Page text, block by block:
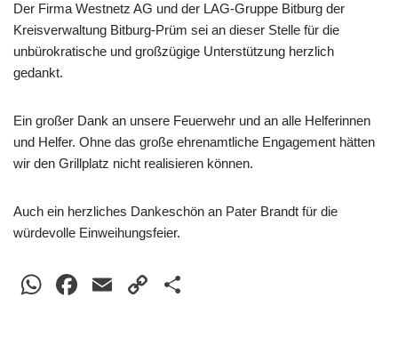
Der Firma Westnetz AG und der LAG-Gruppe Bitburg der
Kreisverwaltung Bitburg-Prüm sei an dieser Stelle für die
unbürokratische und großzügige Unterstützung herzlich
gedankt.
Ein großer Dank an unsere Feuerwehr und an alle Helferinnen
und Helfer. Ohne das große ehrenamtliche Engagement hätten
wir den Grillplatz nicht realisieren können.
Auch ein herzliches Dankeschön an Pater Brandt für die
würdevolle Einweihungsfeier.
W
F
E
C